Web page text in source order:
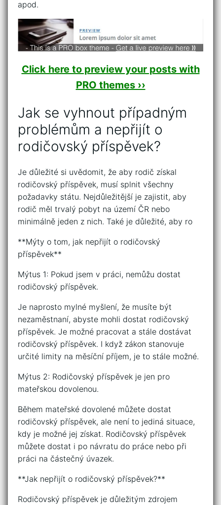
apod.
Click here to preview your posts with
PRO themes ››
Jak se vyhnout případným
problémům a nepřijít o
rodičovský příspěvek?
Je důležité si uvědomit, že aby rodič získal
rodičovský příspěvek, musí splnit všechny
požadavky státu. Nejdůležitější je zajistit, aby
rodič měl trvalý pobyt na území ČR nebo
minimálně jeden z nich. Také je důležité, aby ro
**Mýty o tom, jak nepřijít o rodičovský
příspěvek**
Mýtus 1: Pokud jsem v práci, nemůžu dostat
rodičovský příspěvek.
Je naprosto mylné myšlení, že musíte být
nezaměstnaní, abyste mohli dostat rodičovský
příspěvek. Je možné pracovat a stále dostávat
rodičovský příspěvek. I když zákon stanovuje
určité limity na měsíční příjem, je to stále možné.
Mýtus 2: Rodičovský příspěvek je jen pro
mateřskou dovolenou.
Během mateřské dovolené můžete dostat
rodičovský příspěvek, ale není to jediná situace,
kdy je možné jej získat. Rodičovský příspěvek
můžete dostat i po návratu do práce nebo při
práci na částečný úvazek.
**Jak nepřijít o rodičovský příspěvek?**
Rodičovský příspěvek je důležitým zdrojem